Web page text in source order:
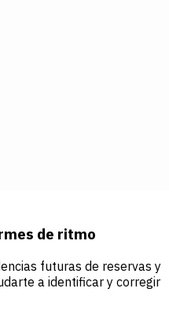
de ritmo
futuras de reservas y
a identificar y corregir